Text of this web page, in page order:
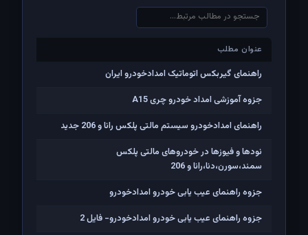
عنوان مطلب
عنوان مطلب
راهنمای گیربکس اتوماتیک امدادخودرو ایران
جزوه آموزشی امداد خودرو چری A15
راهنمای امدادخودرو سیستم مالتی پلکس رانا و 206 جدید
نودها و فیوزها در خودروهای مالتی پلکس
سمند،سورن،دنا،رانا و 206
جزوه راهنمای عیب یابی خودرو امدادخودرو
جزوه راهنمای عیب یابی خودرو امدادخودرو- فایل 2